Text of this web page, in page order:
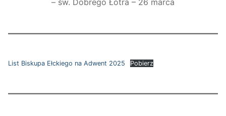
List Biskupa Ełckiego na Adwent 2025 Pobierz